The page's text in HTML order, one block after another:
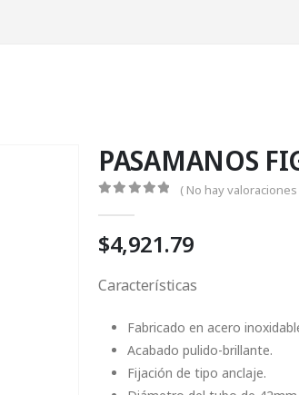
PASAMANOS
( No hay valoraciones
$4,921.79
Características
Fabricado en acero
Acabado pulido-brillante.
Fijación de tipo anclaje.